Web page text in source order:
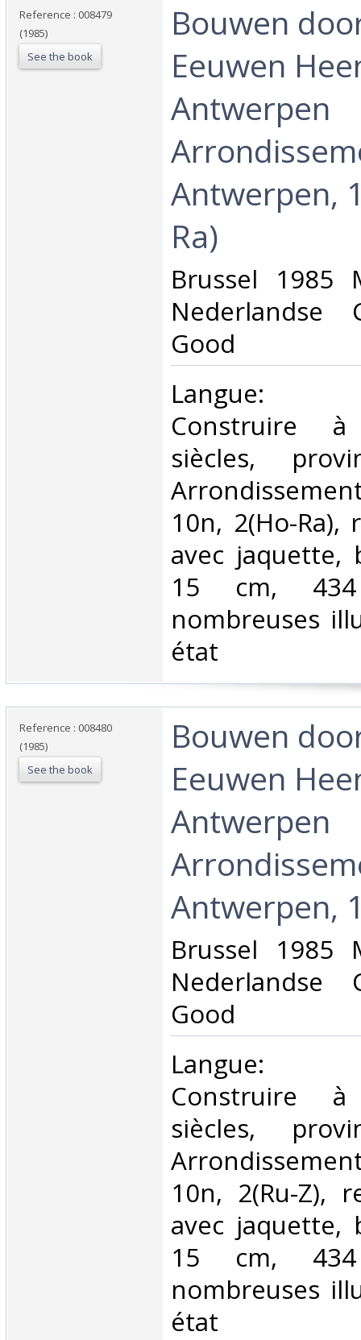
Reference : 008479
(1985)
See the book
‎Bouwen
Eeuwen
Antwerpen
Antwerpen,
Ra)‎
‎Brussel 1985
Nederlandse
Good ‎
‎Langue:
Construire
siècles,
10n, 2(Ho-
avec
15 cm,
nombreuses
état‎
Reference : 008480
(1985)
See the book
‎Bouwen
Eeuwen
Antwerpen
Antwerpen,
‎Brussel 1985
Nederlandse
Good ‎
‎Langue:
Construire
siècles,
10n, 2(Ru-Z),
avec
15 cm,
nombreuses
état‎